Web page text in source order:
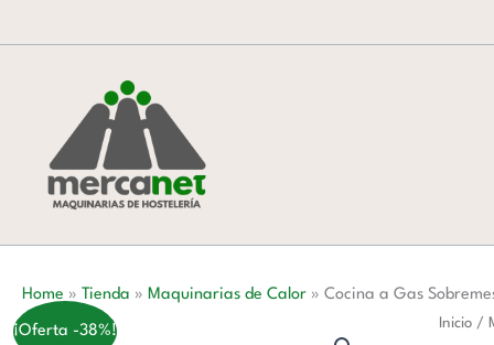
al
Home » Tienda » Maquinarias de Calor » Cocina a Gas
¡Oferta -38%! Inicio /
Cocina